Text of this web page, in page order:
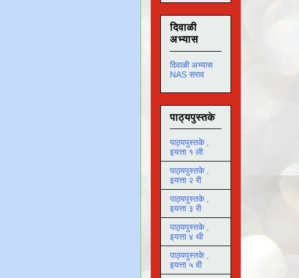
दिवाळी
अभ्यास
दिवाळी अभ्यास
NAS सराव
पाठ्यपुस्तके
पाठ्यपुस्तके ,
इयत्ता १ ली
पाठ्यपुस्तके ,
इयत्ता २ री
पाठ्यपुस्तके ,
इयत्ता ३ री
पाठ्यपुस्तके ,
इयत्ता ४ थी
पाठ्यपुस्तके ,
इयत्ता ५ वी